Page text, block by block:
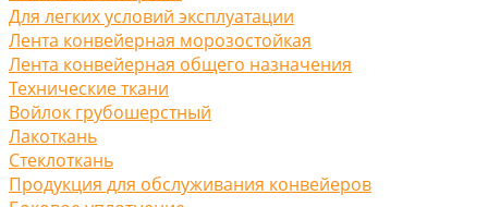
Для легких условий эксплуатации
Лента конвейерная морозостойкая
Лента конвейерная общего назначения
Технические ткани
Войлок грубошерстный
Лакоткань
Стеклоткань
Продукция для обслуживания конвейеров